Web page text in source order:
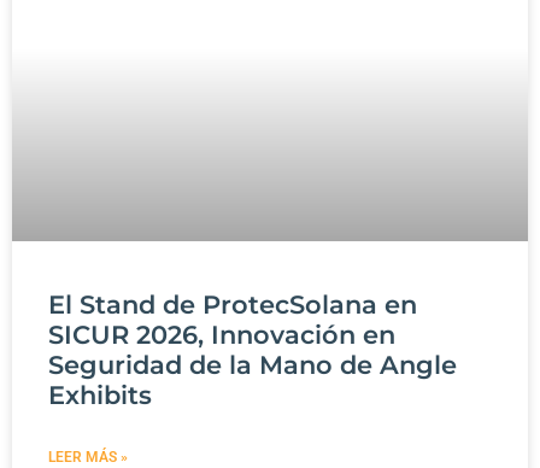
El Stand de ProtecSolana en
SICUR 2026, Innovación en
Seguridad de la Mano de Angle
Exhibits
LEER MÁS »